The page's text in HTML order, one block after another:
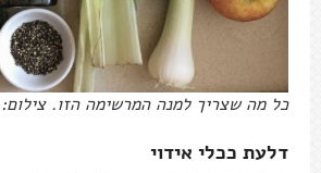
כל מה שצריך למנה המרשימה הזו.
דלעת ככלי אידוי